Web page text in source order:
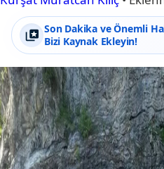
Son Dakika ve Önemli
Bizi Kaynak Ekleyin!